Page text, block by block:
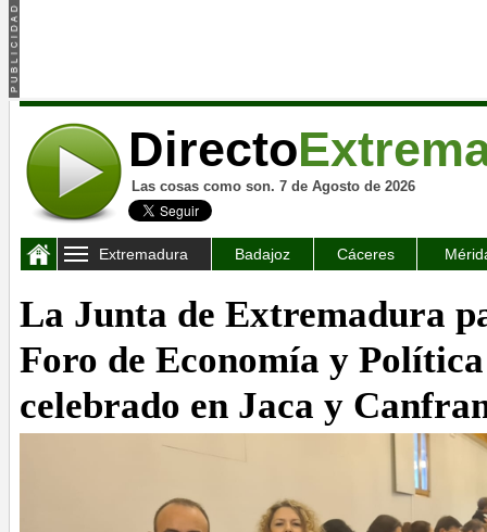
Directo
Las cosas como son. 7 de Agosto de 2026
Extremadura Badajoz Cáceres
La Junta de Extremadura
Foro de Economía y
celebrado en Jaca y